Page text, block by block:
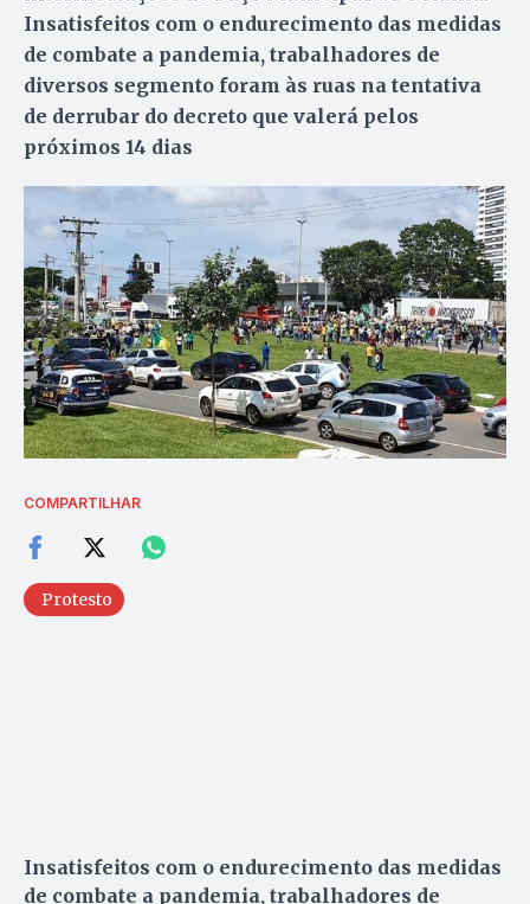
Insatisfeitos com o endurecimento das medidas
de combate a pandemia, trabalhadores de
diversos segmento foram às ruas na tentativa
de derrubar do decreto que valerá pelos
próximos 14 dias
COMPARTILHAR
Protesto
Insatisfeitos com o endurecimento das medidas
de combate a pandemia, trabalhadores de